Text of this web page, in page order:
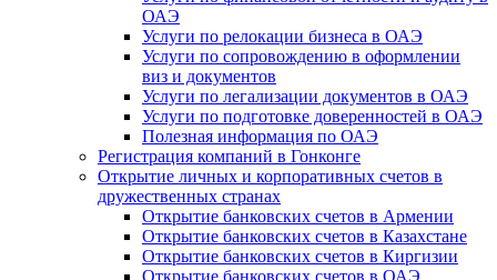
ОАЭ
Услуги по релокации бизнеса в ОАЭ
Услуги по сопровождению в оформлении
виз и документов
Услуги по легализации документов в ОАЭ
Услуги по подготовке доверенностей в ОАЭ
Полезная информация по ОАЭ
Регистрация компаний в Гонконге
Открытие личных и корпоративных счетов в
дружественных странах
Открытие банковских счетов в Армении
Открытие банковских счетов в Казахстане
Открытие банковских счетов в Киргизии
Открытие банковских счетов в ОАЭ